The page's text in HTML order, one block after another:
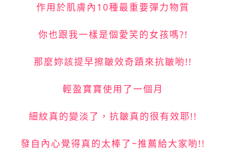
作用於肌膚內10種最重要彈力物質
你也跟我一樣是個愛笑的女孩嗎?!
那麼妳該提早擦皺效奇蹟來抗皺喲!!
輕盈寶寶使用了一個月
細紋真的變淡了，抗皺真的很有效耶!!
發自內心覺得真的太棒了~推薦給大家喲!!